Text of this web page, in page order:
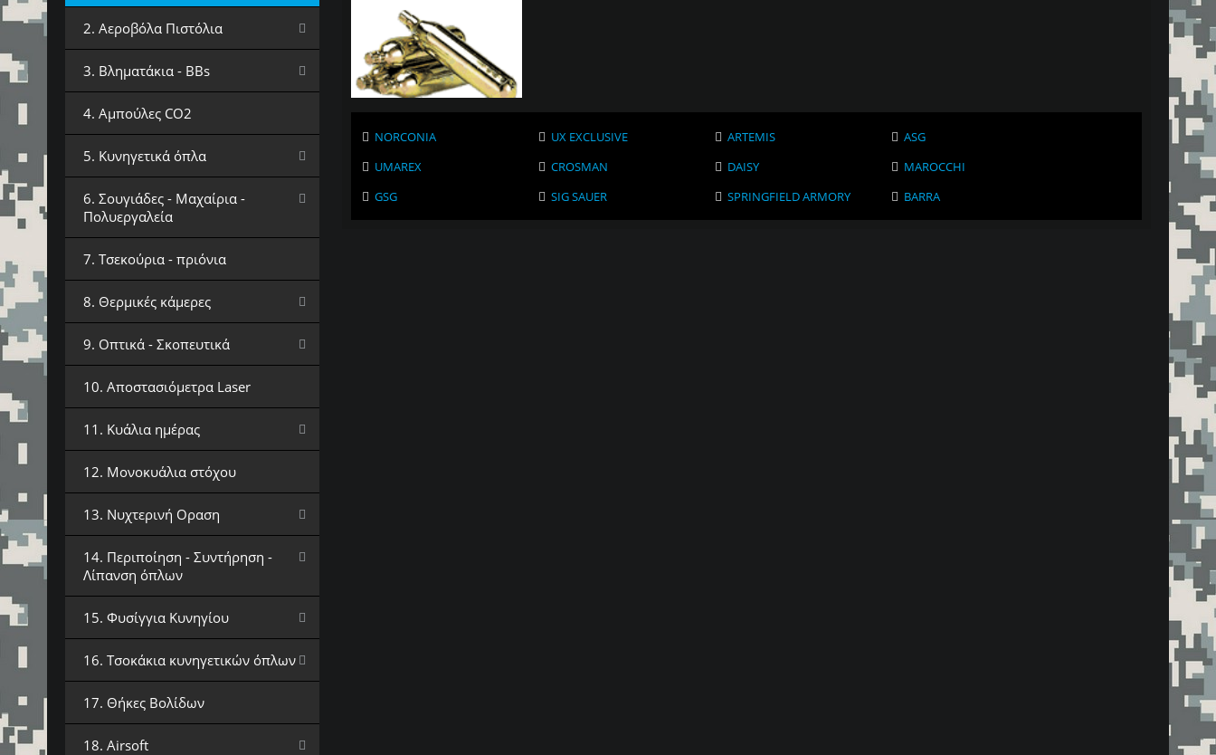
2. Αεροβόλα Πιστόλια
3. Βληματάκια - BBs
4. Αμπούλες CO2
5. Κυνηγετικά όπλα
6. Σουγιάδες - Μαχαίρια -
Πολυεργαλεία
7. Τσεκούρια - πριόνια
8. Θερμικές κάμερες
9. Οπτικά - Σκοπευτικά
10. Αποστασιόμετρα Laser
11. Κυάλια ημέρας
12. Μονοκυάλια στόχου
13. Νυχτερινή Οραση
14. Περιποίηση - Συντήρηση -
Λίπανση όπλων
15. Φυσίγγια Κυνηγίου
16. Τσοκάκια κυνηγετικών όπλων
17. Θήκες Βολίδων
18. Airsoft
NORCONIA UX EXCLUSIVE ARTEMIS
ASG
UMAREX
CROSMAN DAISY
MAROCCHI
GSG
SIG SAUER SPRINGFIELD ARMORY BARRA